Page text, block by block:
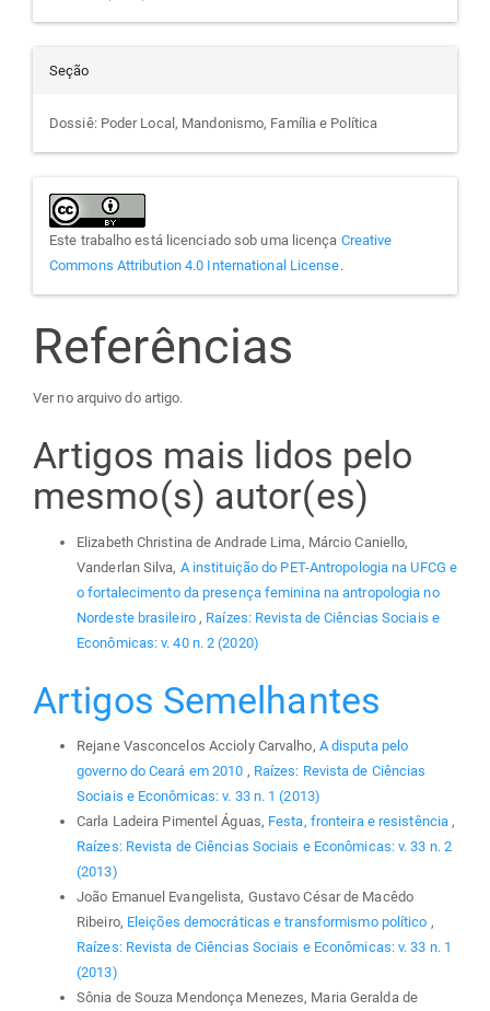
Seção
Dossiê: Poder Local, Mandonismo, Família e Política
Este trabalho está licenciado sob uma licença Creative
Commons Attribution 4.0 International License.
Referências
Ver no arquivo do artigo.
Artigos mais lidos pelo
mesmo(s) autor(es)
Elizabeth Christina de Andrade Lima, Márcio Caniello,
Vanderlan Silva, A instituição do PET-Antropologia na UFCG e
o fortalecimento da presença feminina na antropologia no
Nordeste brasileiro , Raízes: Revista de Ciências Sociais e
Econômicas: v. 40 n. 2 (2020)
Artigos Semelhantes
Rejane Vasconcelos Accioly Carvalho, A disputa pelo
governo do Ceará em 2010 , Raízes: Revista de Ciências
Sociais e Econômicas: v. 33 n. 1 (2013)
Carla Ladeira Pimentel Águas, Festa, fronteira e resistência,
Raízes: Revista de Ciências Sociais e Econômicas: v. 33 n. 2
(2013)
João Emanuel Evangelista, Gustavo César de Macêdo
Ribeiro, Eleições democráticas e transformismo político ,
Raízes: Revista de Ciências Sociais e Econômicas: v. 33 n. 1
(2013)
Sônia de Souza Mendonça Menezes, Maria Geralda de